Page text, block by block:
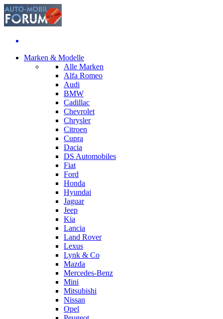
Marken & Modelle
Alle Marken
Alfa Romeo
Audi
BMW
Cadillac
Chevrolet
Chrysler
Citroen
Cupra
Dacia
DS Automobiles
Fiat
Ford
Honda
Hyundai
Jaguar
Jeep
Kia
Lancia
Land Rover
Lexus
Lynk & Co
Mazda
Mercedes-Benz
Mini
Mitsubishi
Nissan
Opel